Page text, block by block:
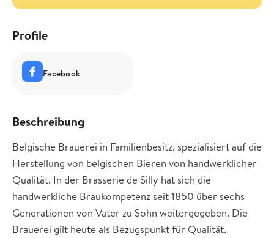
Profile
Facebook
Beschreibung
Belgische Brauerei in Familienbesitz, spezialisiert auf die
Herstellung von belgischen Bieren von handwerklicher
Qualität. In der Brasserie de Silly hat sich die
handwerkliche Braukompetenz seit 1850 über sechs
Generationen von Vater zu Sohn weitergegeben. Die
Brauerei gilt heute als Bezugspunkt für Qualität.